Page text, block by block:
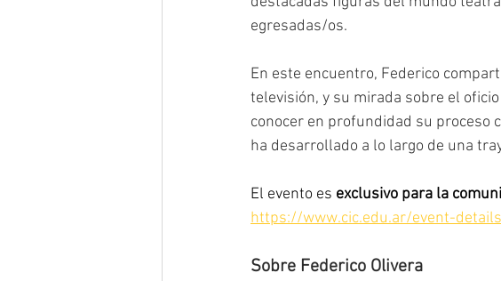
Entrevistas Alumnos CIC Festivales
Rodajes Premios
egresadas/os.
En este encuentro, Federico
televisión, y su mirada sobre el
conocer en profundidad su proceso
ha desarrollado a lo largo de una
El evento es exclusivo para la
https://www.cic.edu.ar/event-
Sobre Federico Olivera